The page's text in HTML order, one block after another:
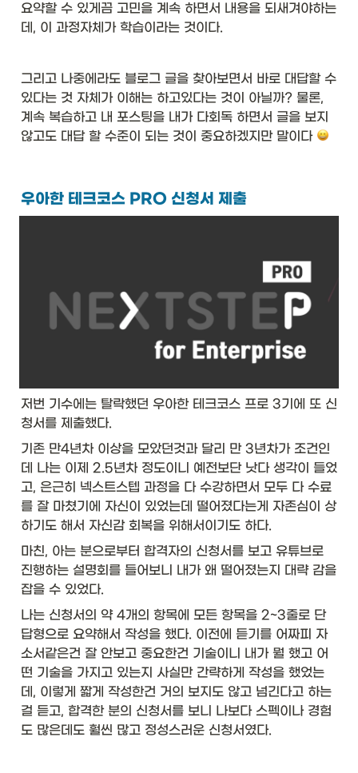
요약할 수 있게끔 고민을 계속 하면서 내용을 되새겨야하는
데, 이 과정자체가 학습이라는 것이다.
그리고 나중에라도 블로그 글을 찾아보면서 바로 대답할 수
있다는 것 자체가 이해는 하고있다는 것이 아닐까? 물론,
계속 복습하고 내 포스팅을 내가 다회독 하면서 글을 보지
않고도 대답 할 수준이 되는 것이 중요하겠지만 말이다
우아한 테크코스 PRO 신청서 제출
저번 기수에는 탈락했던 우아한 테크코스 프로 3기에 또 신
청서를 제출했다.
기존 만4년차 이상을 모았던것과 달리 만 3년차가 조건인
데 나는 이제 2.5년차 정도이니 예전보단 낫다 생각이 들었
고, 은근히 넥스트스텝 과정을 다 수강하면서 모두 다 수료
를 잘 마쳤기에 자신이 있었는데 떨어졌다는게 자존심이 상
하기도 해서 자신감 회복을 위해서이기도 하다.
마친, 아는 분으로부터 합격자의 신청서를 보고 유튜브로
진행하는 설명회를 들어보니 내가 왜 떨어졌는지 대략 감을
잡을 수 있었다.
나는 신청서의 약 4개의 항목에 모든 항목을 2~3줄로 단
답형으로 요약해서 작성을 했다. 이전에 듣기를 어짜피 자
소서같은건 잘 안보고 중요한건 기술이니 내가 뭘 했고 어
떤 기술을 가지고 있는지 사실만 간략하게 작성을 했었는
데, 이렇게 짧게 작성한건 거의 보지도 않고 넘긴다고 하는
걸 듣고, 합격한 분의 신청서를 보니 나보다 스펙이나 경험
도 많은데도 훨씬 많고 정성스러운 신청서였다.